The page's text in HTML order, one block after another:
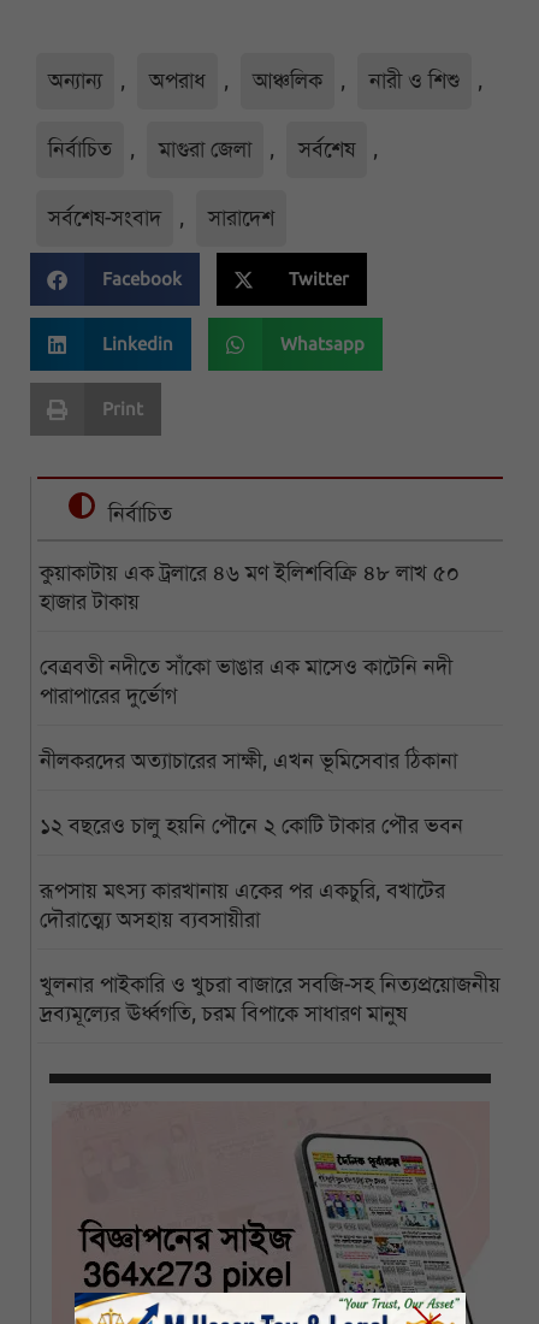
অন্যান্য , অপরাধ , আঞ্চলিক , নারী ও শিশু ,
নির্বাচিত , মাগুরা জেলা , সর্বশেষ ,
সর্বশেষ-সংবাদ , সারাদেশ
Facebook Twitter
Linkedin Whatsapp
Print
নির্বাচিত
কুয়াকাটায় এক ট্রলারে ৪৬ মণ ইলিশবিক্রি ৪৮ লাখ ৫০
হাজার টাকায়
বেত্রবতী নদীতে সাঁকো ভাঙার এক মাসেও কাটেনি নদী
পারাপারের দুর্ভোগ
নীলকরদের অত্যাচারের সাক্ষী, এখন ভূমিসেবার ঠিকানা
১২ বছরেও চালু হয়নি পৌনে ২ কোটি টাকার পৌর ভবন
রূপসায় মৎস্য কারখানায় একের পর একচুরি, বখাটের
দৌরাত্ম্যে অসহায় ব্যবসায়ীরা
খুলনার পাইকারি ও খুচরা বাজারে সবজি-সহ নিত্যপ্রয়োজনীয়
দ্রব্যমূল্যের ঊর্ধ্বগতি, চরম বিপাকে সাধারণ মানুষ